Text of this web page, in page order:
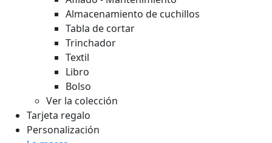
Almacenamiento de cuchillos
Tabla de cortar
Trinchador
Textil
Libro
Bolso
Ver la colección
Tarjeta regalo
Personalización